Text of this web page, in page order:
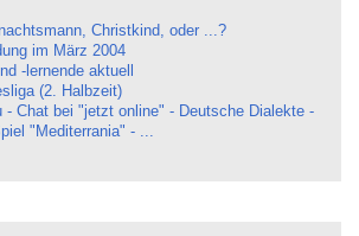
Christkind, oder ...?
im März 2004
-lernende aktuell
(2. Halbzeit)
- Chat bei "jetzt online" - Deutsche Dialekte -
"Mediterrania" - ...